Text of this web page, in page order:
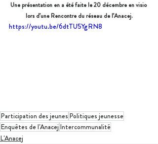
Une présentation en a été faite le 20 décembre en visio
lors d’une Rencontre du réseau de l’Anacej.
https://youtu.be/6dtTU5YgRN8
Participation des jeunes Politiques jeunesse
Enquêtes de l'Anacej Intercommunalité
L'Anacej